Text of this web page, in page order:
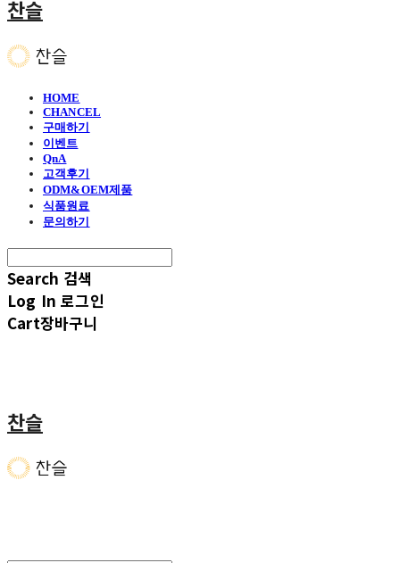
찬슬
HOME
CHANCEL
구매하기
이벤트
QnA
고객후기
ODM&OEM제품
식품원료
문의하기
Search 검색
Log In 로그인
Cart장바구니
찬슬